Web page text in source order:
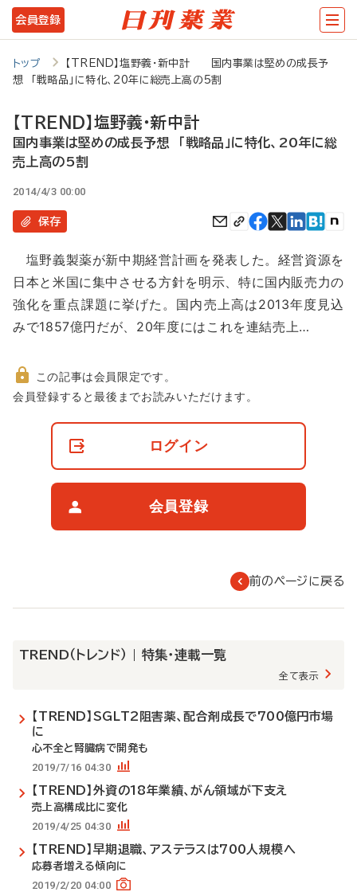
メ
イ
コ
テ
ン
ツ
に
会員登録
トップ
【TREND】塩野義・新中計 国内事業は堅めの成長予
想 「戦略品」に特化、20年に総売上高の5割
【TREND】塩野義・新中計
国内事業は堅めの成長予想 「戦略品」に特化、20年に総
売上高の5割
2014/4/3 00:00
保存
塩野義製薬が新中期経営計画を発表した。経営資源を
日本と米国に集中させる方針を明示、特に国内販売力の
強化を重点課題に挙げた。国内売上高は2013年度見込
みで1857億円だが、20年度にはこれを連結売上…
非
この記事は会員限定です。
会員登録すると最後までお読みいただけます。
ログイン
会員登録
前のページに戻る
TREND（トレンド） | 特集・連載一覧
全て表示
【TREND】SGLT2阻害薬、配合剤成長で700億円市場
に
心不全と腎臓病で開発も
2019/7/16 04:30
【TREND】外資の18年業績、がん領域が下支え
売上高構成比に変化
2019/4/25 04:30
【TREND】早期退職、アステラスは700人規模へ
応募者増える傾向に
2019/2/20 04:00